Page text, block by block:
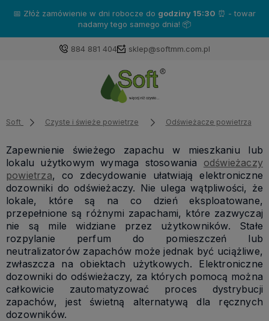
📅 Złóż zamówienie w dni robocze do godziny 15:30 ⏰ - towar
nadamy tego samego dnia! 📦
884 881 404 sklep@softmm.com.pl
Soft Czyste i świeże powietrze Odświeżacze powietrza
Zapewnienie świeżego zapachu w mieszkaniu lub
lokalu użytkowym wymaga stosowania odświeżaczy
powietrza, co zdecydowanie ułatwiają elektroniczne
dozowniki do odświeżaczy. Nie ulega wątpliwości, że
lokale, które są na co dzień eksploatowane,
przepełnione są różnymi zapachami, które zazwyczaj
nie są mile widziane przez użytkowników. Stałe
rozpylanie perfum do pomieszczeń lub
neutralizatorów zapachów może jednak być uciążliwe,
zwłaszcza na obiektach użytkowych. Elektroniczne
dozowniki do odświeżaczy, za których pomocą można
całkowicie zautomatyzować proces dystrybucji
zapachów, jest świetną alternatywą dla ręcznych
dozowników.